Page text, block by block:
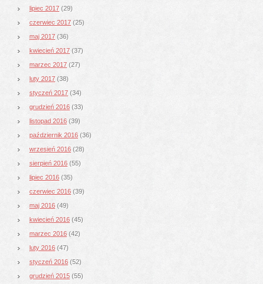
lipiec 2017 (29)
czerwiec 2017 (25)
maj 2017 (36)
kwiecień 2017 (37)
marzec 2017 (27)
luty 2017 (38)
styczeń 2017 (34)
grudzień 2016 (33)
listopad 2016 (39)
październik 2016 (36)
wrzesień 2016 (28)
sierpień 2016 (55)
lipiec 2016 (35)
czerwiec 2016 (39)
maj 2016 (49)
kwiecień 2016 (45)
marzec 2016 (42)
luty 2016 (47)
styczeń 2016 (52)
grudzień 2015 (55)